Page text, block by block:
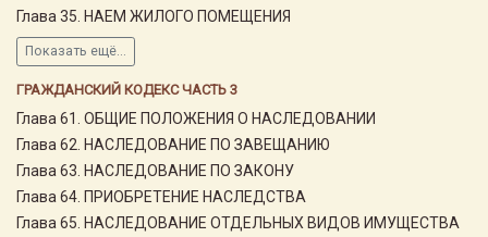
Глава 35. НАЕМ ЖИЛОГО ПОМЕЩЕНИЯ
Показать ещё...
ГРАЖДАНСКИЙ КОДЕКС ЧАСТЬ 3
Глава 61. ОБЩИЕ ПОЛОЖЕНИЯ О НАСЛЕДОВАНИИ
Глава 62. НАСЛЕДОВАНИЕ ПО ЗАВЕЩАНИЮ
Глава 63. НАСЛЕДОВАНИЕ ПО ЗАКОНУ
Глава 64. ПРИОБРЕТЕНИЕ НАСЛЕДСТВА
Глава 65. НАСЛЕДОВАНИЕ ОТДЕЛЬНЫХ ВИДОВ ИМУЩЕСТВА